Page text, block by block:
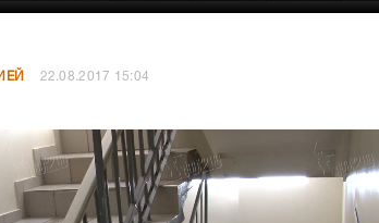
22.08.2017 15:04